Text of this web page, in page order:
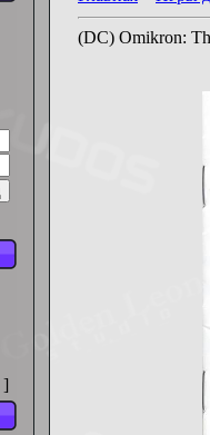
]
(DC) Omikron: